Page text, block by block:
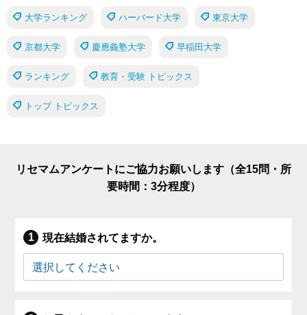
大学ランキング ハーバード大学 東京大学
京都大学 慶應義塾大学 早稲田大学
ランキング 教育・受験 トピックス
トップ トピックス
リセマムアンケートにご協力お願いします（全15問・所
要時間：3分程度）
現在結婚されてますか。